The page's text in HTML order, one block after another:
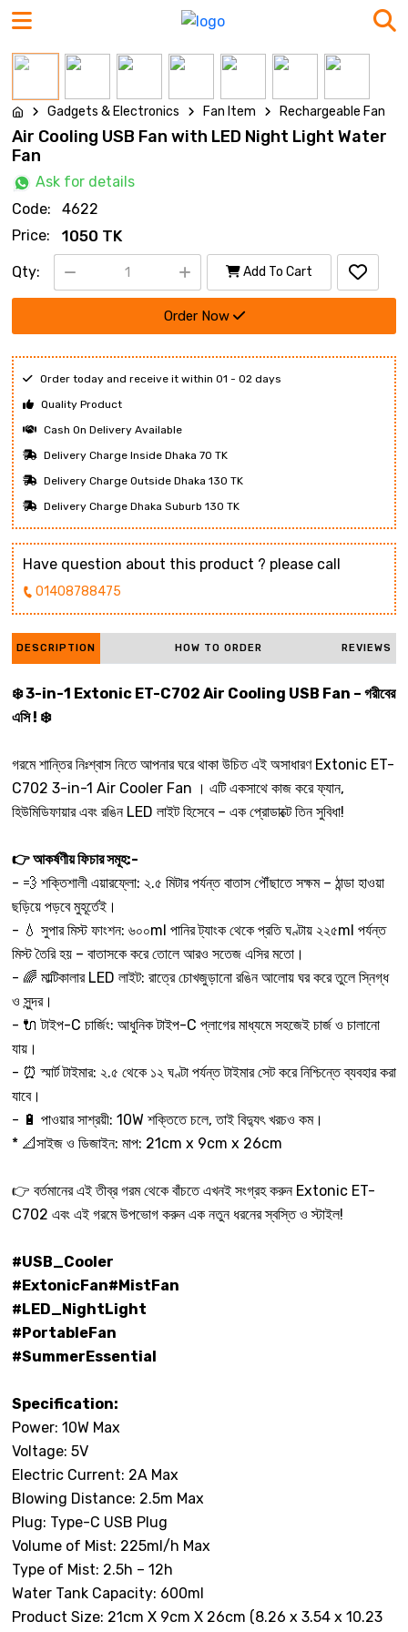
Gadgets & Electronics Fan Item Rechargeable Fan
Air Cooling USB Fan with LED Night Light Water
Fan
Ask for details
Code:
4622
Price:
1050 TK
Qty: Add To Cart
Order Now
Order today and receive it within 01 - 02 days
Quality Product
Cash On Delivery Available
Delivery Charge Inside Dhaka 70 TK
Delivery Charge Outside Dhaka 130 TK
Delivery Charge Dhaka Suburb 130 TK
Have question about this product ? please call
01408788475
DESCRIPTION HOW TO ORDER REVIEWS
❄️ 3-in-1 Extonic ET-C702 Air Cooling USB Fan – গরীবের
এসি ! ❄️
গরমে শান্তির নিঃশ্বাস নিতে আপনার ঘরে থাকা উচিত এই অসাধারণ Extonic ET-
C702 3-in-1 Air Cooler Fan । এটি একসাথে কাজ করে ফ্যান,
হিউমিডিফায়ার এবং রঙিন LED লাইট হিসেবে – এক প্রোডাক্টে তিন সুবিধা!
👉 আকর্ষণীয় ফিচার সমূহ:-
- 💨 শক্তিশালী এয়ারফ্লো: ২.৫ মিটার পর্যন্ত বাতাস পৌঁছাতে সক্ষম – ঠান্ডা হাওয়া
ছড়িয়ে পড়বে মুহূর্তেই।
- 💧 সুপার মিস্ট ফাংশন: ৬০০ml পানির ট্যাংক থেকে প্রতি ঘণ্টায় ২২৫ml পর্যন্ত
মিস্ট তৈরি হয় – বাতাসকে করে তোলে আরও সতেজ এসির মতো।
- 🌈 মাল্টিকালার LED লাইট: রাত্রে চোখজুড়ানো রঙিন আলোয় ঘর করে তুলে স্নিগ্ধ
ও সুন্দর।
- 🔌 টাইপ-C চার্জিং: আধুনিক টাইপ-C প্লাগের মাধ্যমে সহজেই চার্জ ও চালানো
যায়।
- ⏰ স্মার্ট টাইমার: ২.৫ থেকে ১২ ঘণ্টা পর্যন্ত টাইমার সেট করে নিশ্চিন্তে ব্যবহার করা
যাবে।
- 🔋 পাওয়ার সাশ্রয়ী: 10W শক্তিতে চলে, তাই বিদ্যুৎ খরচও কম।
* 📐সাইজ ও ডিজাইন: মাপ: 21cm x 9cm x 26cm
👉 বর্তমানের এই তীব্র গরম থেকে বাঁচতে এখনই সংগ্রহ করুন Extonic ET-
C702 এবং এই গরমে উপভোগ করুন এক নতুন ধরনের স্বস্তি ও স্টাইল!
#USB_Cooler
#ExtonicFan#MistFan
#LED_NightLight
#PortableFan
#SummerEssential
Specification:
Power: 10W Max
Voltage: 5V
Electric Current: 2A Max
Blowing Distance: 2.5m Max
Plug: Type-C USB Plug
Volume of Mist: 225ml/h Max
Type of Mist: 2.5h – 12h
Water Tank Capacity: 600ml
Product Size: 21cm X 9cm X 26cm (8.26 x 3.54 x 10.23